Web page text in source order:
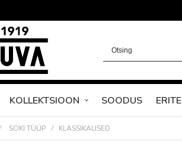
KOLLEKTSIOON SOODUS
SOKI TÜÜP KLASSIKALISED